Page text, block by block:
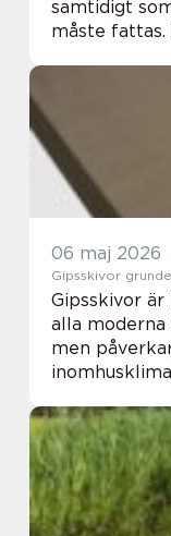
samtidigt
måste
06 maj 2026
Gipsskivor är
alla moderna
men
kombinera
av ka...